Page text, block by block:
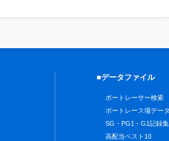
■データファイル
ボートレーサー検索
ボートレース場データ
SG・PG1・G1記録集
高配当ベスト10